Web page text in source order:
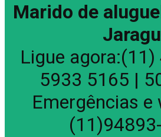
Marido de
Ligue
5933 5165 |
Emergências e